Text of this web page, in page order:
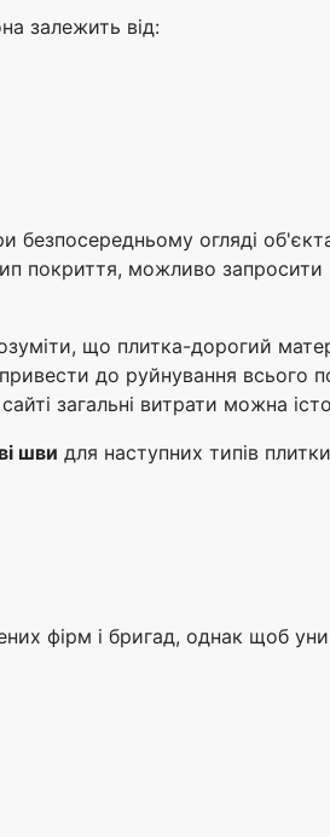
залежить від:
безпосередньому огляді
покриття, можливо запросити
що плитка-дорогий
до руйнування всього
загальні витрати можна
шви для наступних типів
фірм і бригад, однак щоб